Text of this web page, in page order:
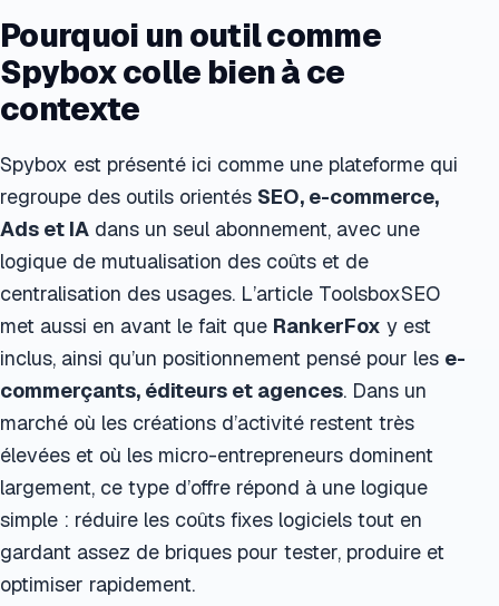
Pourquoi un outil comme
Spybox colle bien à ce
contexte
Spybox est présenté ici comme une plateforme qui
regroupe des outils orientés SEO, e-commerce,
Ads et IA dans un seul abonnement, avec une
logique de mutualisation des coûts et de
centralisation des usages. L’article ToolsboxSEO
met aussi en avant le fait que RankerFox y est
inclus, ainsi qu’un positionnement pensé pour les e-
commerçants, éditeurs et agences. Dans un
marché où les créations d’activité restent très
élevées et où les micro-entrepreneurs dominent
largement, ce type d’offre répond à une logique
simple : réduire les coûts fixes logiciels tout en
gardant assez de briques pour tester, produire et
optimiser rapidement.